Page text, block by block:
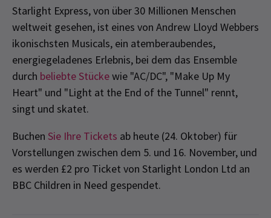
Starlight Express, von über 30 Millionen Menschen
weltweit gesehen, ist eines von Andrew Lloyd Webbers
ikonischsten Musicals, ein atemberaubendes,
energiegeladenes Erlebnis, bei dem das Ensemble
durch beliebte Stückewie "AC/DC", "Make Up My
Heart" und "Light at the End of the Tunnel" rennt,
singt und skatet.
Buchen Sie Ihre Tickets ab heute (24. Oktober) für
Vorstellungen zwischen dem 5. und 16. November, und
es werden £2 pro Ticket von Starlight London Ltd an
BBC Children in Need gespendet.